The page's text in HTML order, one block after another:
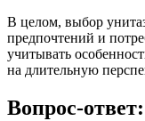
В целом, выбор
предпочтений и
учитывать
на длительную
Вопрос-ответ: